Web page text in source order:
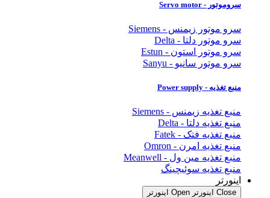
سروموتور - Servo motor
سرو موتور زیمنس - Siemens
سرو موتور دلتا - Delta
سرو موتور استون - Estun
سرو موتور سانیو - Sanyu
منبع تغذیه - Power supply
منبع تغذیه زیمنس - Siemens
منبع تغذیه دلتا - Delta
منبع تغذیه فتک - Fatek
منبع تغذیه امرن - Omron
منبع تغذیه مین ول - Meanwell
منبع تغذیه سوئیچینگ
اینورتر
Close اینورتر Open اینورتر